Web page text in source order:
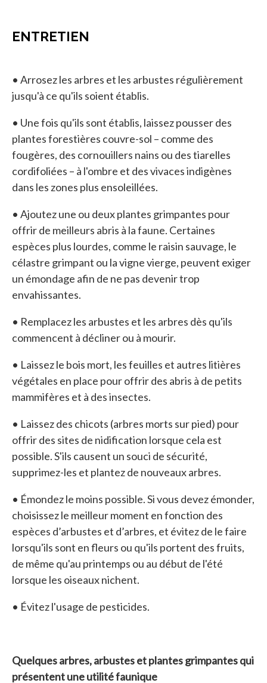
ENTRETIEN
• Arrosez les arbres et les arbustes régulièrement
jusqu'à ce qu'ils soient établis.
• Une fois qu'ils sont établis, laissez pousser des
plantes forestières couvre-sol – comme des
fougères, des cornouillers nains ou des tiarelles
cordifoliées – à l'ombre et des vivaces indigènes
dans les zones plus ensoleillées.
• Ajoutez une ou deux plantes grimpantes pour
offrir de meilleurs abris à la faune. Certaines
espèces plus lourdes, comme le raisin sauvage, le
célastre grimpant ou la vigne vierge, peuvent exiger
un émondage afin de ne pas devenir trop
envahissantes.
• Remplacez les arbustes et les arbres dès qu'ils
commencent à décliner ou à mourir.
• Laissez le bois mort, les feuilles et autres litières
végétales en place pour offrir des abris à de petits
mammifères et à des insectes.
• Laissez des chicots (arbres morts sur pied) pour
offrir des sites de nidification lorsque cela est
possible. S'ils causent un souci de sécurité,
supprimez-les et plantez de nouveaux arbres.
• Émondez le moins possible. Si vous devez émonder,
choisissez le meilleur moment en fonction des
espèces d’arbustes et d’arbres, et évitez de le faire
lorsqu'ils sont en fleurs ou qu'ils portent des fruits,
de même qu'au printemps ou au début de l'été
lorsque les oiseaux nichent.
• Évitez l'usage de pesticides.
Quelques arbres, arbustes et plantes grimpantes qui
présentent une utilité faunique